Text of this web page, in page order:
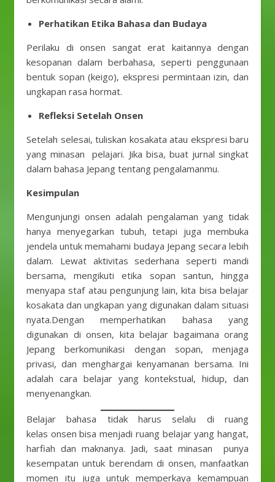
Perhatikan Etika Bahasa dan Budaya
Perilaku di onsen sangat erat kaitannya dengan
kesopanan dalam berbahasa, seperti penggunaan
bentuk sopan (keigo), ekspresi permintaan izin, dan
ungkapan rasa hormat.
Refleksi Setelah Onsen
Setelah selesai, tuliskan kosakata atau ekspresi baru
yang minasan pelajari. Jika bisa, buat jurnal singkat
dalam bahasa Jepang tentang pengalamanmu.
Kesimpulan
Mengunjungi onsen adalah pengalaman yang tidak
hanya menyegarkan tubuh, tetapi juga membuka
jendela untuk memahami budaya Jepang secara lebih
dalam. Lewat aktivitas sederhana seperti mandi
bersama, mengikuti etika sopan santun, hingga
menyapa staf atau pengunjung lain, kita bisa belajar
kosakata dan ungkapan yang digunakan dalam situasi
nyata.Dengan memperhatikan bahasa yang
digunakan di onsen, kita belajar bagaimana orang
Jepang berkomunikasi dengan sopan, menjaga
privasi, dan menghargai kenyamanan bersama. Ini
adalah cara belajar yang kontekstual, hidup, dan
menyenangkan.
Belajar bahasa tidak harus selalu di ruang
kelas onsen bisa menjadi ruang belajar yang hangat,
harfiah dan maknanya. Jadi, saat minasan punya
kesempatan untuk berendam di onsen, manfaatkan
momen itu juga untuk memperkaya kemampuan